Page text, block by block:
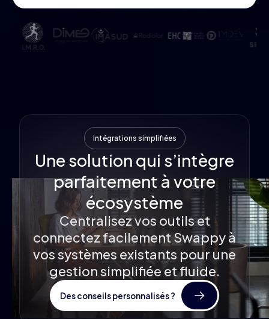
Intégrations simplifiées
Une solution qui s’intègre
parfaitement à votre
écosystème
Centralisez vos outils et
connectez facilement Swappy à
vos systèmes existants pour une
gestion simplifiée et fluide.
Des conseils personnalisés ?